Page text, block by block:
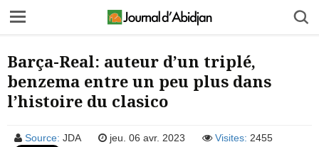
Barça-Real: auteur d’un triplé,
benzema entre un peu plus dans
l’histoire du clasico
Source: JDA jeu. 06 avr. 2023 Visites: 2455